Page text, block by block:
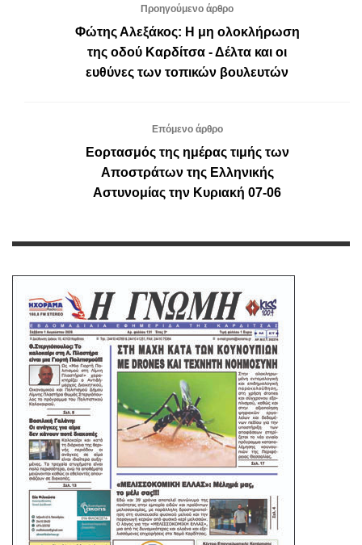
Προηγούμενο άρθρο
Φώτης Αλεξάκος: Η μη ολοκλήρωση
της οδού Καρδίτσα - Δέλτα και οι
ευθύνες των τοπικών βουλευτών
Επόμενο άρθρο
Εορτασμός της ημέρας τιμής των
Αποστράτων της Ελληνικής
Αστυνομίας την Κυριακή 07-06